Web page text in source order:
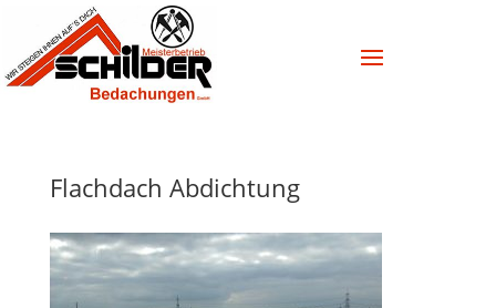
Flachdach Abdichtung